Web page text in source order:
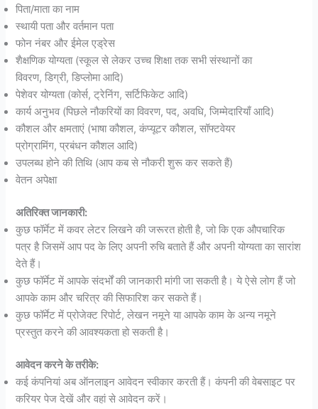
पिता/माता का नाम
स्थायी पता और वर्तमान पता
फोन नंबर और ईमेल एड्रेस
शैक्षणिक योग्यता (स्कूल से लेकर उच्च शिक्षा तक सभी संस्थानों का
विवरण, डिग्री, डिप्लोमा आदि)
पेशेवर योग्यता (कोर्स, ट्रेनिंग, सर्टिफिकेट आदि)
कार्य अनुभव (पिछले नौकरियों का विवरण, पद, अवधि, जिम्मेदारियाँ आदि)
कौशल और क्षमताएं (भाषा कौशल, कंप्यूटर कौशल, सॉफ्टवेयर
प्रोग्रामिंग, प्रबंधन कौशल आदि)
उपलब्ध होने की तिथि (आप कब से नौकरी शुरू कर सकते हैं)
वेतन अपेक्षा
अतिरिक्त जानकारी:
कुछ फॉर्मेट में कवर लेटर लिखने की जरूरत होती है, जो कि एक औपचारिक
पत्र है जिसमें आप पद के लिए अपनी रुचि बताते हैं और अपनी योग्यता का सारांश
देते हैं।
कुछ फॉर्मेट में आपके संदर्भों की जानकारी मांगी जा सकती है। ये ऐसे लोग हैं जो
आपके काम और चरित्र की सिफारिश कर सकते हैं।
कुछ फॉर्मेट में प्रोजेक्ट रिपोर्ट, लेखन नमूने या आपके काम के अन्य नमूने
प्रस्तुत करने की आवश्यकता हो सकती है।
आवेदन करने के तरीके:
कई कंपनियां अब ऑनलाइन आवेदन स्वीकार करती हैं। कंपनी की वेबसाइट पर
करियर पेज देखें और वहां से आवेदन करें।